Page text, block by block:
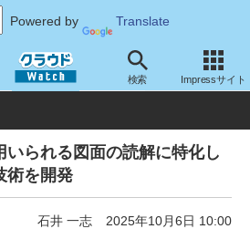
Powered by Translate
検索 Impressサイト
研究開発 その他
いられる図面の読解に特化し
術を開発
石井 一志 2025年10月6日 10:00